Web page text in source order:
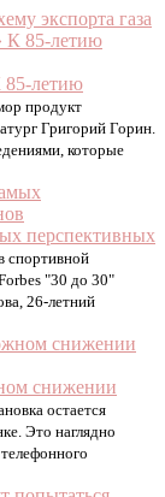
экспорта газа
85-летию
продукт
Григорий Горин.
которые
перспективных
спортивной
"30 до 30"
26-летний
снижении
остается
Это наглядно